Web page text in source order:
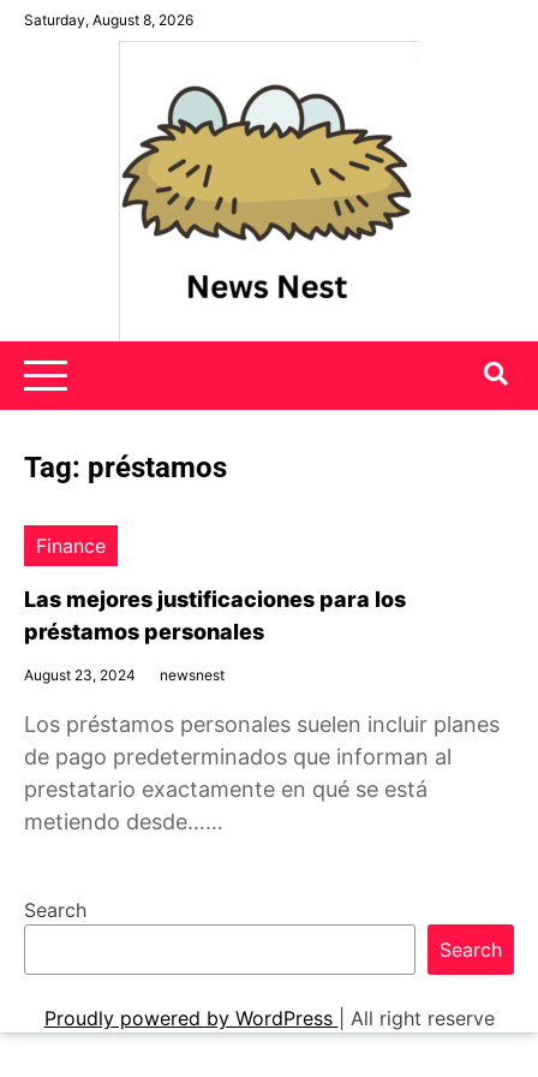
SkipSaturday, August 8, 2026
News Nest
Tag: préstamos
Finance
Las mejores justificaciones para los
préstamos personales
August 23, 2024 newsnest
Los préstamos personales suelen incluir planes
de pago predeterminados que informan al
prestatario exactamente en qué se está
metiendo desde……
Search
Search
Proudly powered by WordPress All right reserve